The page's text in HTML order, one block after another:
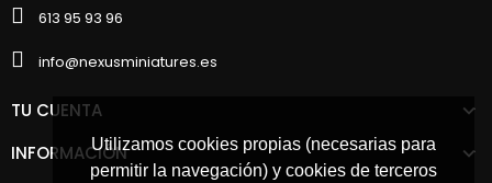
Utilizamos cookies propias (necesarias para
permitir la navegación) y cookies de terceros
613 95 93 96
info@nexusminiatures.es
TU CUENTA
INFORMACIÓN